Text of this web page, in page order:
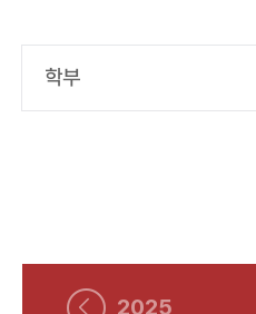
학부
2025